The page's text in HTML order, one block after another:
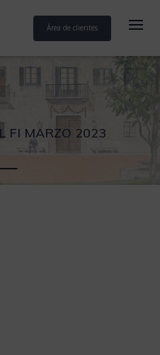
Área de clientes
FI MARZO 2023